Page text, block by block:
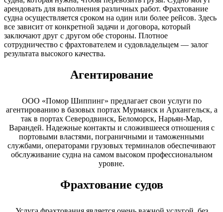
арендовать для выполнения различных работ. Фрахтование
судна осуществляется сроком на один или более рейсов. Здесь
все зависит от конкретной задачи и договора, который
заключают друг с другом обе стороны. Плотное
сотрудничество с фрахтователем и судовладельцем — залог
результата высокого качества.
Агентирование
ООО «Помор Шиппинг» предлагает свои услуги по
агентированию в базовых портах Мурманск и Архангельск, а
так в портах Северодвинск, Беломорск, Нарьян-Мар,
Варандей. Надежные контакты и сложившееся отношения с
портовыми властями, пограничными и таможенными
службами, операторами грузовых терминалов обеспечивают
обслуживание судна на самом высоком профессиональном
уровне.
Фрахтование судов